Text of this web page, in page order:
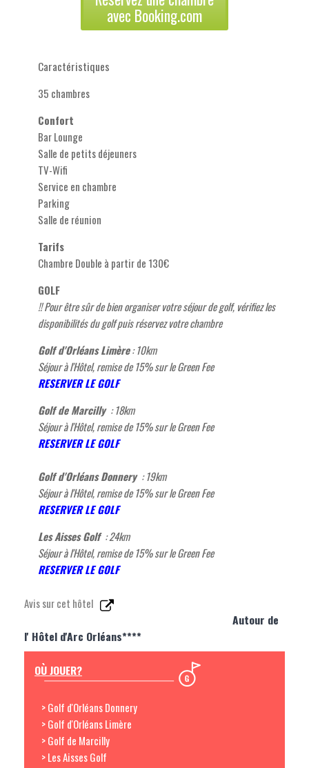
avec Booking.com
Caractéristiques
35 chambres
Confort
Bar Lounge
Salle de petits déjeuners
TV-Wifi
Service en chambre
Parking
Salle de réunion
Tarifs
Chambre Double à partir de 130€
GOLF
!! Pour être sûr de bien organiser votre séjour de golf, vérifiez les
disponibilités du golf puis réservez votre chambre
Golf d'Orléans Limère: 10km
Séjour à l'Hôtel, remise de 15% sur le Green Fee
RESERVER LE GOLF
Golf de Marcilly :18km
Séjour à l'Hôtel, remise de 15% sur le Green Fee
RESERVER LE GOLF
Golf d'Orléans Donnery :19km
Séjour à l'Hôtel, remise de 15% sur le Green Fee
RESERVER LE GOLF
Les Aisses Golf :24km
Séjour à l'Hôtel, remise de 15% sur le Green Fee
RESERVER LE GOLF
Avis sur cet hôtel
Autour de
l' Hôtel d'Arc Orléans****
OÙ JOUER?
> Golf d'Orléans Donnery
> Golf d'Orléans Limère
> Golf de Marcilly
> Les Aisses Golf